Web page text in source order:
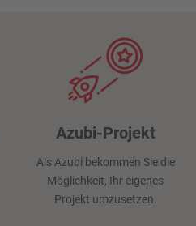
Azubi-Projekt
Als Azubi bekommen Sie die
Möglichkeit, Ihr eigenes
Projekt umzusetzen.
Super
Übernahmechance
Wir haben eine fast 100-%ige
Übernahmequote.